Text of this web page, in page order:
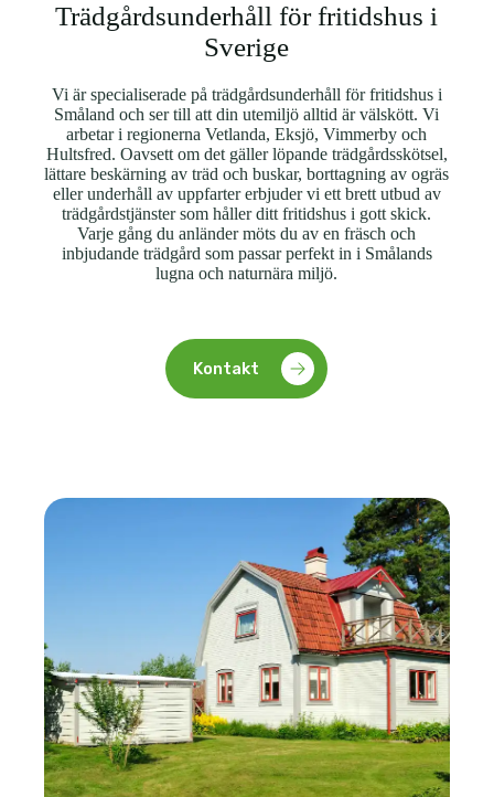
Trädgårdsunderhåll för fritidshus i
Sverige
Vi är specialiserade på trädgårdsunderhåll för fritidshus i
Småland och ser till att din utemiljö alltid är välskött. Vi
arbetar i regionerna Vetlanda, Eksjö, Vimmerby och
Hultsfred. Oavsett om det gäller löpande trädgårdsskötsel,
lättare beskärning av träd och buskar, borttagning av ogräs
eller underhåll av uppfarter erbjuder vi ett brett utbud av
trädgårdstjänster som håller ditt fritidshus i gott skick.
Varje gång du anländer möts du av en fräsch och
inbjudande trädgård som passar perfekt in i Smålands
lugna och naturnära miljö.
Kontakt